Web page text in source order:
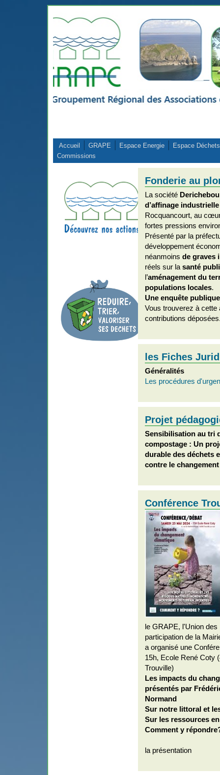
Accueil GRAPE Espace Energie
Espace Déchets
Commissions
Fonderie au
La société
d’affinage
Rocquancourt, au
fortes pressions
Présenté par la
développement
néanmoinsde graves
réels sur lasanté
l’aménagement du
populations locales.
Une enquête
Vous trouverez à
contributions
les Fiches
Généralités
Les procédures
Projet
Sensibilisation au tri
compostage : Un
durable des déchets
contre le
Conférence
le GRAPE, l'Union
participation de la
a organisé une
15h, Ecole René Coty
Trouville)
Les impacts du
présentés par
Normand
Sur notre littoral et
Sur les ressources
Comment y
la présentation